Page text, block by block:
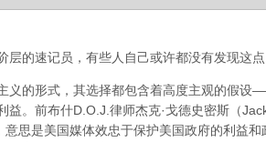
层的速记员，有些人自己或许都没有发现这点
义的形式，其选择都包含着高度主观的假
益。前布什D.O.J.律师杰克·戈德史密斯（
意思是美国媒体效忠于保护美国政府的利益